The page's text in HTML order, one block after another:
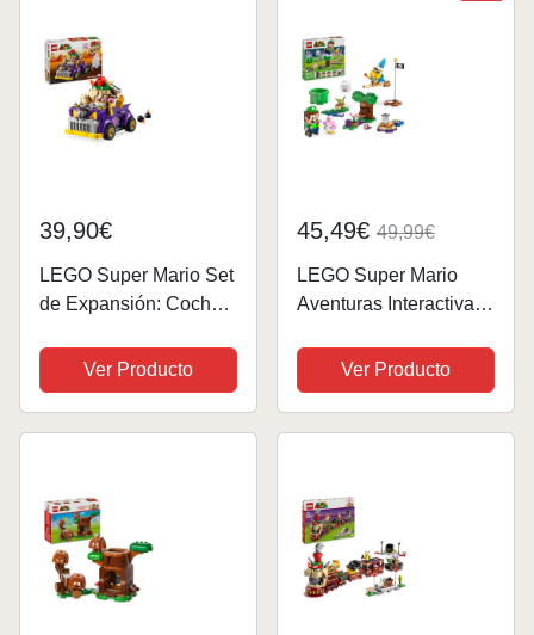
39,90€
LEGO Super Mario Set
de Expansión: Coche
Juguete Coleccionable
con Figura del
Personaje del
Ver Producto
45,49€ 49,99€
LEGO Super Mario
Aventuras Interactivas
Construcción del
Videojuego, Regalo
Gamer de Nintendo
de...
Ver Producto